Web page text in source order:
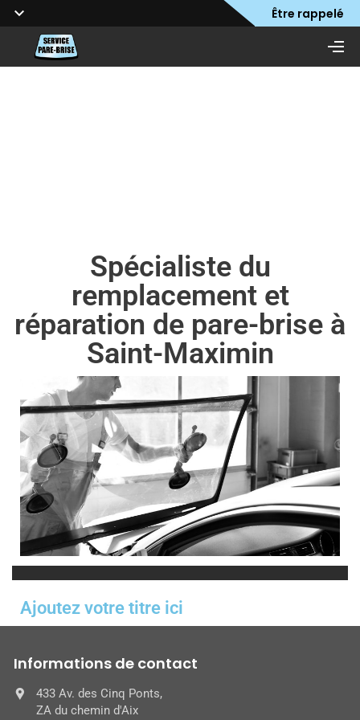
Être rappelé
Spécialiste du
remplacement et
réparation de pare-brise à
Saint-Maximin
Ajoutez votre titre ici
Informations de contact
433 Av. des Cinq Ponts,
ZA du chemin d'Aix